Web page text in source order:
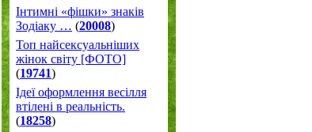
Інтимні «фішки» знаків
Зодіаку … (20008)
Топ найсексуальніших
жінок світу [ФОТО]
(19741)
Ідеї оформлення весілля
втілені в реальність.
(18258)